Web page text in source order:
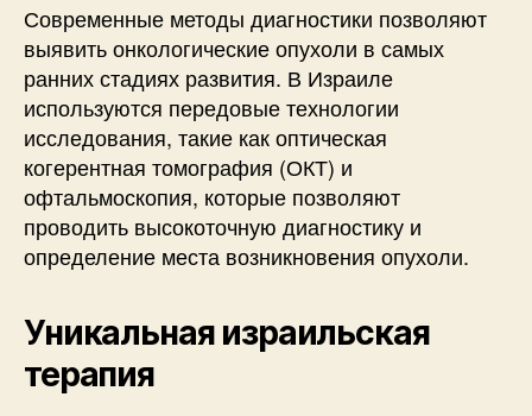
Современные методы диагностики позволяют
выявить онкологические опухоли в самых
ранних стадиях развития. В Израиле
используются передовые технологии
исследования, такие как оптическая
когерентная томография (ОКТ) и
офтальмоскопия, которые позволяют
проводить высокоточную диагностику и
определение места возникновения опухоли.
Уникальная израильская
терапия